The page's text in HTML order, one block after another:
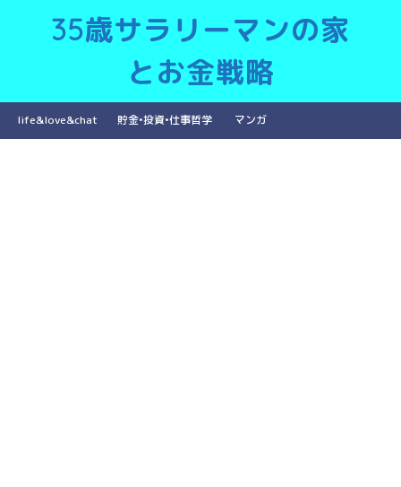
35歳サラリーマンの家
とお金戦略
life&love&chat 貯金•投資•仕事哲学 マンガ